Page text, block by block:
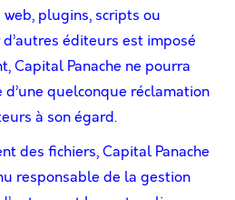
plugins, scripts ou
éditeurs est imposé
Capital Panache ne pourra
quelconque réclamation
à son égard.
des fichiers, Capital Panache
responsable de la gestion